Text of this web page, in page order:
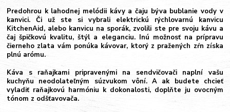
Predohrou k lahodnej melódii kávy a čaju býva bublanie vody v
kanvici. Či už ste si vybrali elektrickú rýchlovarnú kanvicu
KitchenAid, alebo kanvicu na sporák, zvolili ste pre svoju kávu a
čaj špičkovú kvalitu, štýl a eleganciu. Inú možnosť na prípravu
čierneho zlata vám ponúka kávovar, ktorý z pražených zŕn získa
plnú arómu.
Káva s raňajkami pripravenými na sendvičovači naplní vašu
kuchyňu neodolateľným súzvukom vôní. A ak budete chcieť
vyladiť raňajkovú harmóniu k dokonalosti, doplňte ju ovocným
tónom z odšťavovača.